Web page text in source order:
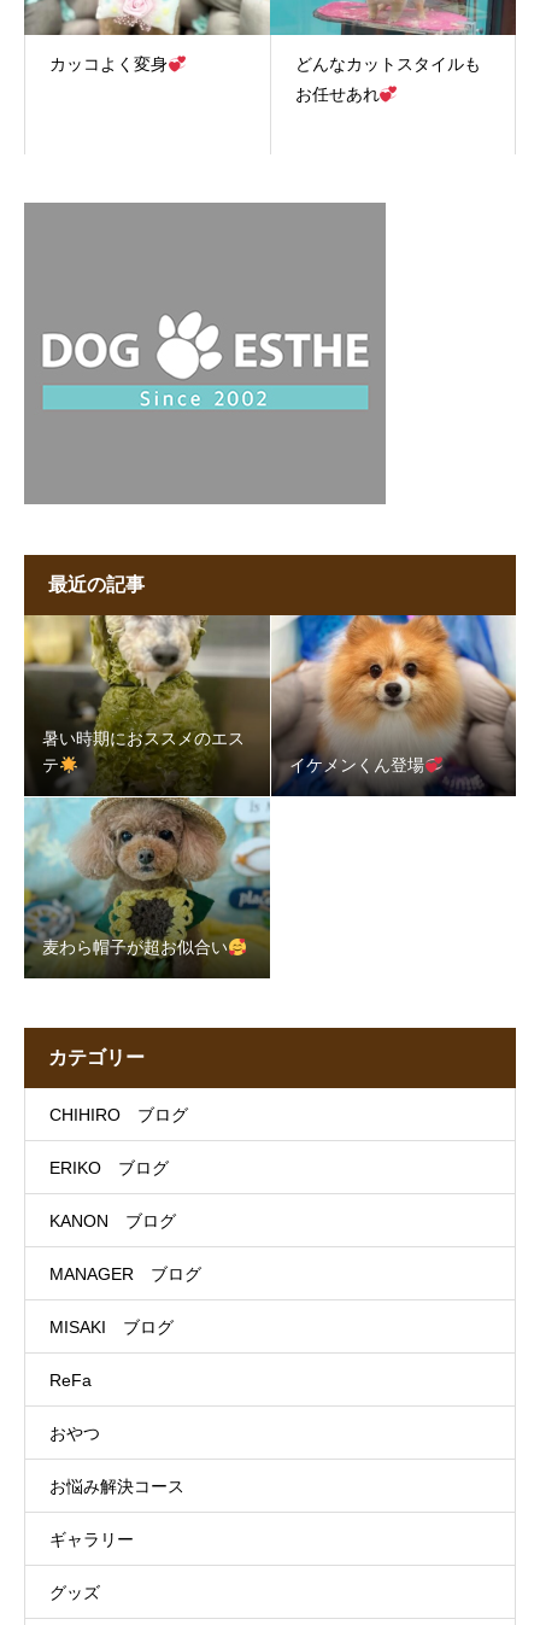
カッコよく変身
どんなカットスタイルも
お任せあれ
最近の記事
暑い時期におススメのエス
テ
イケメンくん登場
麦わら帽子が超お似合い
カテゴリー
CHIHIRO ブログ
ERIKO ブログ
KANON ブログ
MANAGER ブログ
MISAKI ブログ
ReFa
おやつ
お悩み解決コース
ギャラリー
グッズ